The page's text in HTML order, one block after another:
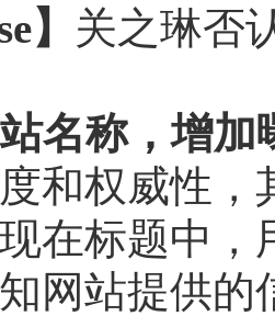
】 关之琳否
名称，增加
和权威性
在标题中
网站提供的